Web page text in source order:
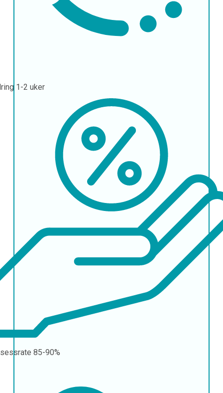
1-2 uker
85-90%